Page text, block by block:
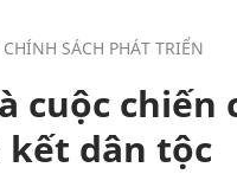
CHÍNH SÁCH PHÁT TRIỂN
cuộc
dân tộc